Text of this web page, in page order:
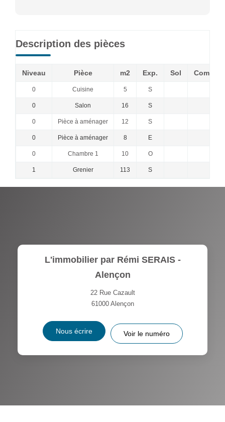
Description des pièces
Niveau Pièce m2 Exp. Sol
0 Cuisine 5 S
0 Salon 16 S
0 Pièce à aménager 12 S
0 Pièce à aménager 8 E
0 Chambre 1 10 O
1 Grenier 113 S
L'immobilier par Rémi SERAIS -
Alençon
22 Rue Cazault
61000 Alençon
Nous écrire Voir le numéro